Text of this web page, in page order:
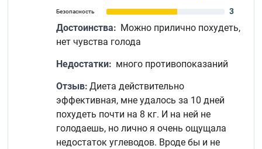
Безопасность 3
Достоинства: Можно прилично похудеть,
нет чувства голода
Недостатки: много противопоказаний
Отзыв: Диета действительно
эффективная, мне удалось за 10 дней
похудеть почти на 8 кг. И на ней не
голодаешь, но лично я очень ощущала
недостаток углеводов. Вроде бы и не